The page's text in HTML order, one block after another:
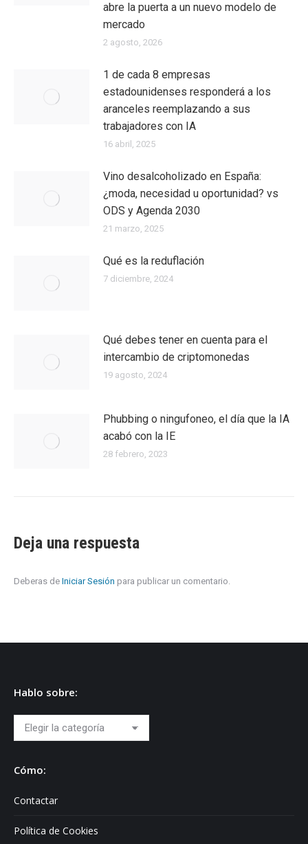
abre la puerta a un nuevo modelo de
mercado
2 agosto, 2026
1 de cada 8 empresas
estadounidenses responderá a los
aranceles reemplazando a sus
trabajadores con IA
16 abril, 2025
Vino desalcoholizado en España:
¿moda, necesidad u oportunidad? vs
ODS y Agenda 2030
21 marzo, 2025
Qué es la reduflación
7 diciembre, 2024
Qué debes tener en cuenta para el
intercambio de criptomonedas
19 agosto, 2024
Phubbing​ o ningufoneo, el día que la IA
acabó con la IE
28 febrero, 2023
Deja una respuesta
Deberas de Iniciar Sesión para publicar un comentario.
Hablo sobre:
Hablo
sobre:
Cómo:
Contactar
Política de Cookies